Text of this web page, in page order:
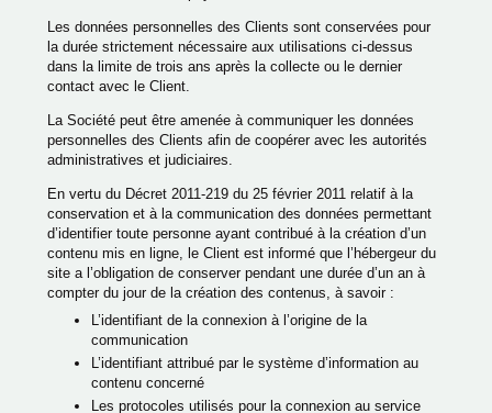
Les données personnelles des Clients sont conservées pour
la durée strictement nécessaire aux utilisations ci-dessus
dans la limite de trois ans après la collecte ou le dernier
contact avec le Client.
La Société peut être amenée à communiquer les données
personnelles des Clients afin de coopérer avec les autorités
administratives et judiciaires.
En vertu du Décret 2011-219 du 25 février 2011 relatif à la
conservation et à la communication des données permettant
d’identifier toute personne ayant contribué à la création d’un
contenu mis en ligne, le Client est informé que l’hébergeur du
site a l’obligation de conserver pendant une durée d’un an à
compter du jour de la création des contenus, à savoir :
L’identifiant de la connexion à l’origine de la
communication
L’identifiant attribué par le système d’information au
contenu concerné
Les protocoles utilisés pour la connexion au service
ENGAGEMENT
CONTACT & ACCÈS
RÉSERVER
RESTAURANT
PRIVATISATION